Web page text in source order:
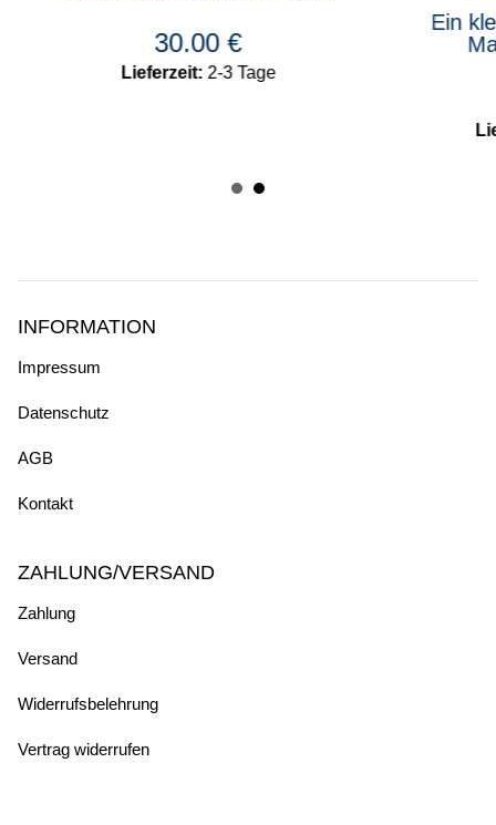
30.00€
Lieferzeit:2-3 Tage
Ein
INFORMATION
Impressum
Datenschutz
AGB
Kontakt
ZAHLUNG/VERSAND
Zahlung
Versand
Widerrufsbelehrung
Vertrag widerrufen